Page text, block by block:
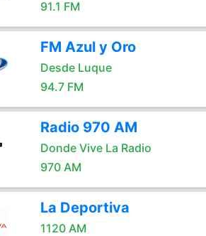
91.1 FM
FM Azul y Oro
Desde Luque
94.7 FM
Radio 970 AM
Donde Vive La Radio
970 AM
La Deportiva
1120 AM